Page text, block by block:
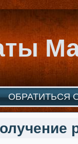
ОБРАТИТЬСЯ